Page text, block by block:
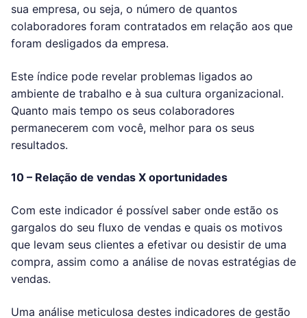
sua empresa, ou seja, o número de quantos
colaboradores foram contratados em relação aos que
foram desligados da empresa.
Este índice pode revelar problemas ligados ao
ambiente de trabalho e à sua cultura organizacional.
Quanto mais tempo os seus colaboradores
permanecerem com você, melhor para os seus
resultados.
10 – Relação de vendas X oportunidades
Com este indicador é possível saber onde estão os
gargalos do seu fluxo de vendas e quais os motivos
que levam seus clientes a efetivar ou desistir de uma
compra, assim como a análise de novas estratégias de
vendas.
Uma análise meticulosa destes indicadores de gestão